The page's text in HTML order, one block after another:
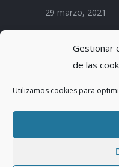
Gestionar
de las
Utilizamos cookies para
29 marzo, 2021
de la Huella de
3 diciembre, 2019
Reduciendo la
montaje de